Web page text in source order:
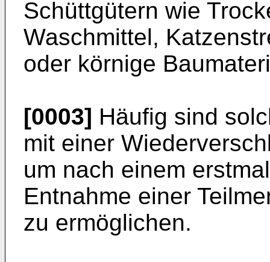
Schüttgütern wie
Waschmittel,
oder körnige
[0003] Häufig sind
mit einer
um nach einem
Entnahme einer
zu ermöglichen.